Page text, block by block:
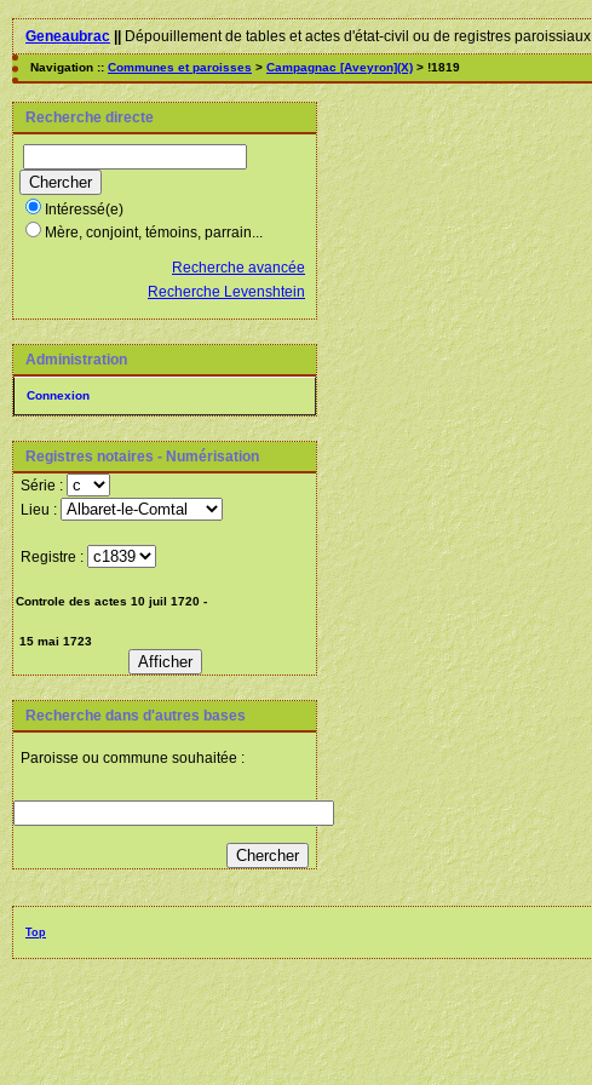
Geneaubrac||Dépouillement de tables et actes d'état-civil ou de registres paroissiaux
Navigation :: Communes et paroisses > Campagnac [Aveyron](X) > !1819
Recherche directe
Intéressé(e)
Mère, conjoint, témoins, parrain...
Recherche avancée
Recherche Levenshtein
Administration
Connexion
Registres notaires - Numérisation
Série :
Lieu :
Registre :
Recherche dans d'autres bases
Paroisse ou commune souhaitée :
Top